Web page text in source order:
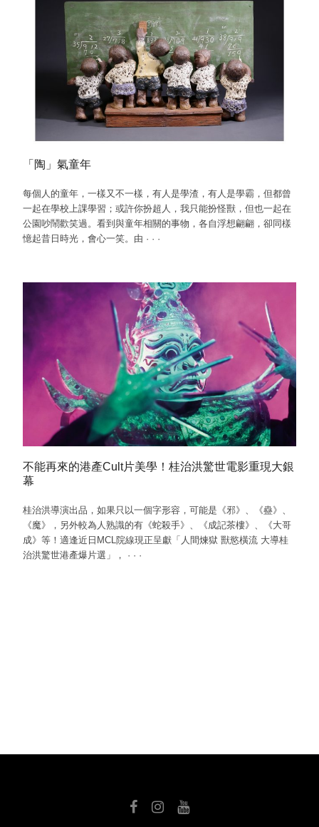
「陶」氣童年
每個人的童年，一樣又不一樣，有人是學渣，有人是學霸，但都曾
一起在學校上課學習；或許你扮超人，我只能扮怪獸，但也一起在
公園吵鬧歡笑過。看到與童年相關的事物，各自浮想翩翩，卻同樣
憶起昔日時光，會心一笑。由 · · ·
不能再來的港產Cult片美學！桂治洪驚世電影重現大銀
幕
桂治洪導演出品，如果只以一個字形容，可能是《邪》、《蠱》、
《魔》，另外較為人熟識的有《蛇殺手》、《成記茶樓》、《大哥
成》等！適逢近日MCL院線現正呈獻「人間煉獄 獸慾橫流 大導桂
治洪驚世港產爆片選」， · · ·